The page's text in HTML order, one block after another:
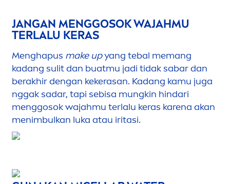
JANGAN MENGGOSOK WAJAHMU
TERLALU KERAS
Menghapus make upyang tebal memang
kadang sulit dan buatmu jadi tidak sabar dan
berakhir dengan kekerasan. Kadang kamu juga
nggak sadar, tapi sebisa mungkin hindari
menggosok wajahmu terlalu keras karena akan
menimbulkan luka atau iritasi.